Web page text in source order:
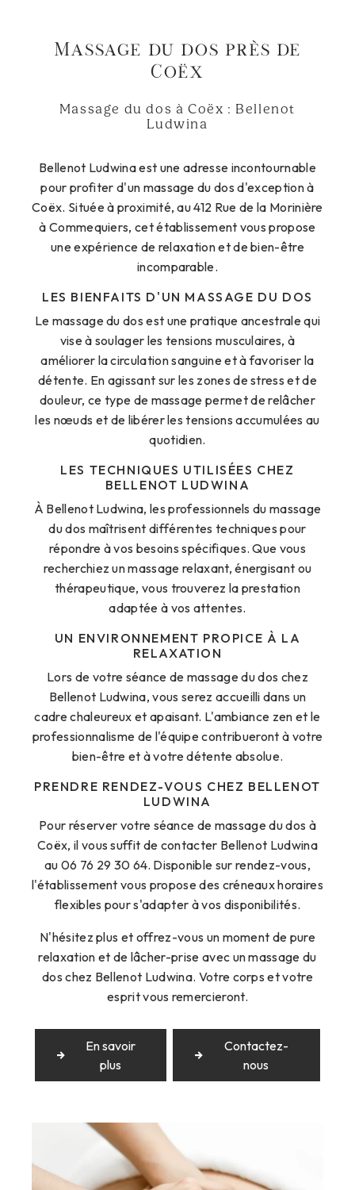
Massage du dos près de
Coëx
Massage du dos à Coëx : Bellenot
Ludwina
Bellenot Ludwina est une adresse incontournable
pour profiter d'un massage du dos d'exception à
Coëx. Située à proximité, au 412 Rue de la Morinière
à Commequiers, cet établissement vous propose
une expérience de relaxation et de bien-être
incomparable.
LES BIENFAITS D'UN MASSAGE DU DOS
Le massage du dos est une pratique ancestrale qui
vise à soulager les tensions musculaires, à
améliorer la circulation sanguine et à favoriser la
détente. En agissant sur les zones de stress et de
douleur, ce type de massage permet de relâcher
les nœuds et de libérer les tensions accumulées au
quotidien.
LES TECHNIQUES UTILISÉES CHEZ
BELLENOT LUDWINA
À Bellenot Ludwina, les professionnels du massage
du dos maîtrisent différentes techniques pour
répondre à vos besoins spécifiques. Que vous
recherchiez un massage relaxant, énergisant ou
thérapeutique, vous trouverez la prestation
adaptée à vos attentes.
UN ENVIRONNEMENT PROPICE À LA
RELAXATION
Lors de votre séance de massage du dos chez
Bellenot Ludwina, vous serez accueilli dans un
cadre chaleureux et apaisant. L'ambiance zen et le
professionnalisme de l'équipe contribueront à votre
bien-être et à votre détente absolue.
PRENDRE RENDEZ-VOUS CHEZ BELLENOT
LUDWINA
Pour réserver votre séance de massage du dos à
Coëx, il vous suffit de contacter Bellenot Ludwina
au 06 76 29 30 64. Disponible sur rendez-vous,
l'établissement vous propose des créneaux horaires
flexibles pour s'adapter à vos disponibilités.
N'hésitez plus et offrez-vous un moment de pure
relaxation et de lâcher-prise avec un massage du
dos chez Bellenot Ludwina. Votre corps et votre
esprit vous remercieront.
En savoir
plus
Contactez-
nous